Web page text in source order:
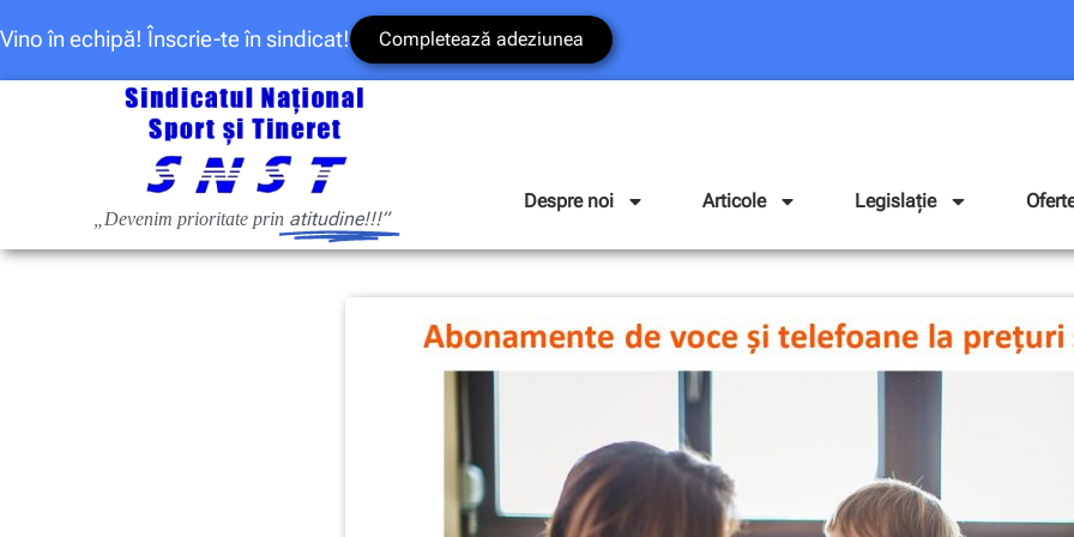
Vino în echipă! Înscrie-te în sindicat! Completează adeziunea
„Devenim prioritate prin atitudine!!!”
Despre noi Articole Legislație